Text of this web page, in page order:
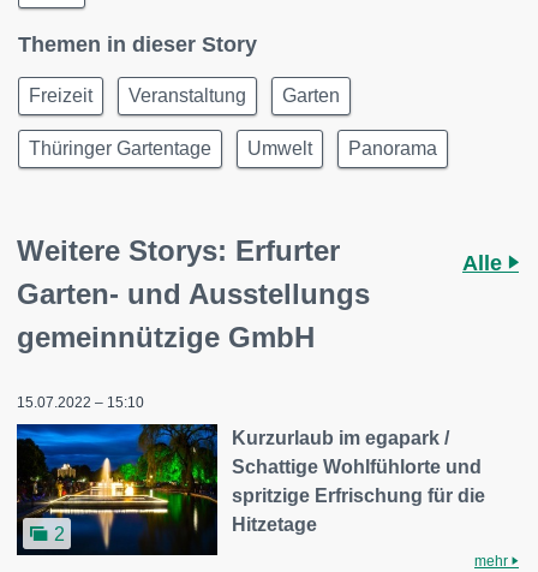
Themen in dieser Story
Freizeit Veranstaltung Garten
Thüringer Gartentage Umwelt Panorama
Weitere Storys: Erfurter
Garten- und Ausstellungs
gemeinnützige GmbH
Alle
15.07.2022 – 15:10
2
Kurzurlaub im egapark /
Schattige Wohlfühlorte und
spritzige Erfrischung für die
Hitzetage
mehr